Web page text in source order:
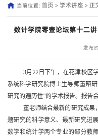
当前位置: 首页 > 学术讲座> 正
数计学院零壹论坛第十二
发布
3月 22日下午，在花津校区
系统科学研究院博士生导师董昭
研究的遍历性”的学术报告。报告
董老师结合最新的研究成果
题研究的科学意义、最新研究进
数学和统计学两个专业的部分教